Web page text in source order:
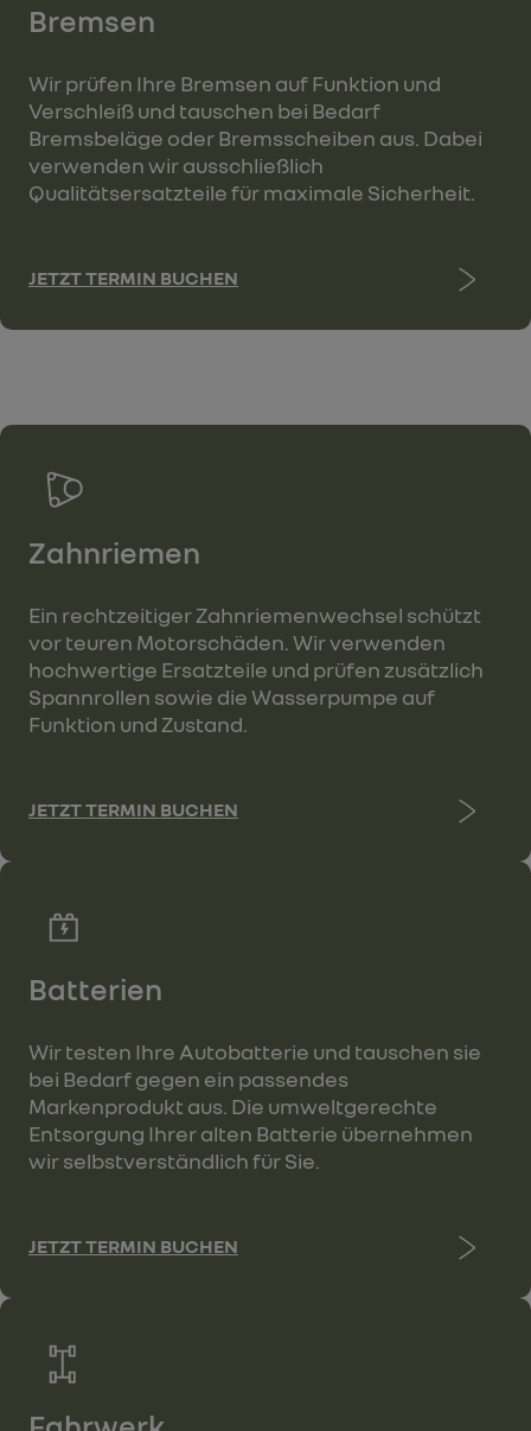
Bremsen
Wir prüfen Ihre Bremsen auf Funktion und
Verschleiß und tauschen bei Bedarf
Bremsbeläge oder Bremsscheiben aus. Dabei
verwenden wir ausschließlich
Qualitätsersatzteile für maximale Sicherheit.
JETZT TERMIN BUCHEN
Zahnriemen
Ein rechtzeitiger Zahnriemenwechsel schützt
vor teuren Motorschäden. Wir verwenden
hochwertige Ersatzteile und prüfen zusätzlich
Spannrollen sowie die Wasserpumpe auf
Funktion und Zustand.
JETZT TERMIN BUCHEN
Batterien
Wir testen Ihre Autobatterie und tauschen sie
bei Bedarf gegen ein passendes
Markenprodukt aus. Die umweltgerechte
Entsorgung Ihrer alten Batterie übernehmen
wir selbstverständlich für Sie.
JETZT TERMIN BUCHEN